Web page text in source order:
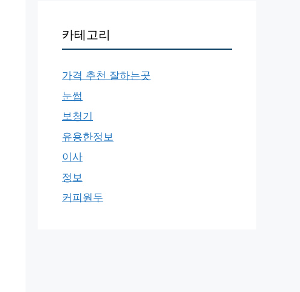
카테고리
가격 추천 잘하는곳
눈썹
보청기
유용한정보
이사
정보
커피원두